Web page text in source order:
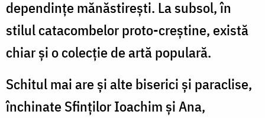
dependinţe mănăstirești. La subsol, în
stilul catacombelor proto-creştine, există
chiar şi o colecţie de artă populară.
Schitul mai are şi alte biserici şi paraclise,
închinate Sfinţilor Ioachim şi Ana,